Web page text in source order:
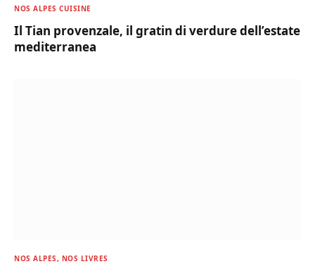
NOS ALPES CUISINE
Il Tian provenzale, il gratin di verdure dell’estate
mediterranea
NOS ALPES, NOS LIVRES